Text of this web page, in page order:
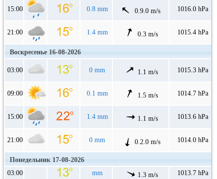
15:00 0.8 mm 0.9.0 m/s 1016.0 hPa
21:00 1.4 mm 0.3 m/s 1015.4 hPa
Воскресенье 16-08-2026
03:00 0 mm 1.1 m/s 1015.3 hPa
09:00 0.1 mm 1.5 m/s 1014.7 hPa
15:00 1.4 mm 1.1 m/s 1013.6 hPa
21:00 0 mm 0.2.0 m/s 1014.0 hPa
Понедельник 17-08-2026
03:00
mm 1.3 m/s 1013.7 hPa